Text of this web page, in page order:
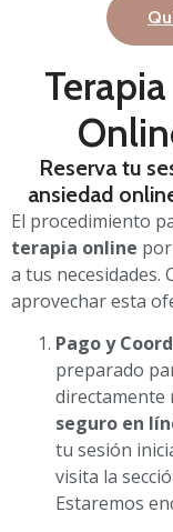
Reserva tu
ansiedad
El procedimiento
terapia online
a tus necesidades.
aprovechar esta
Pago y
preparado
directamente
seguro en
tu sesión
visita la
Estaremos